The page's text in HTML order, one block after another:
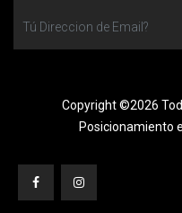
Copyright ©2026
Posicionamiento